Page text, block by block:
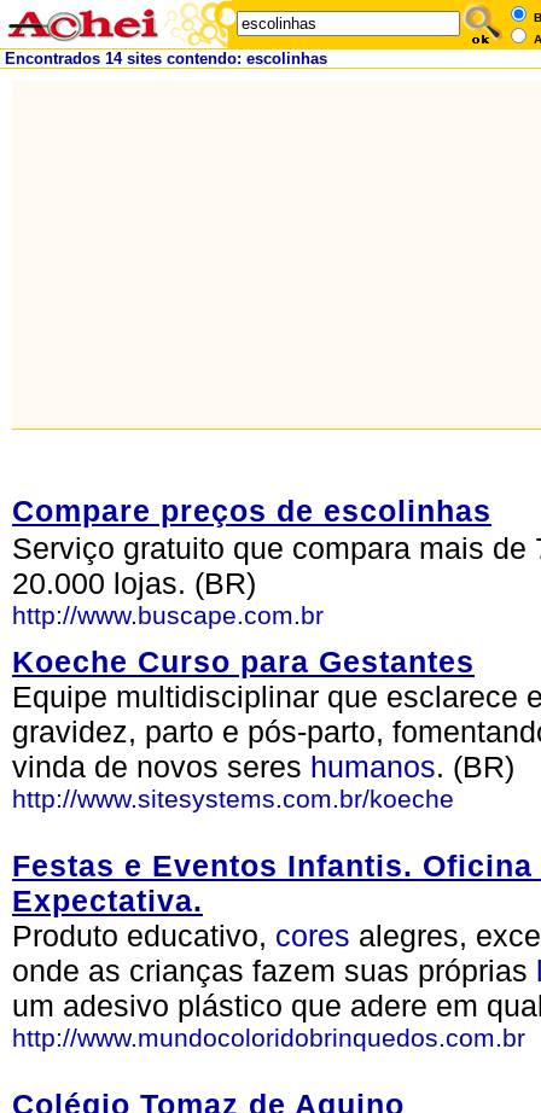
Encontrados 14 sites contendo: escolinhas
Compare preços de escolinhas
Serviço gratuito que compara mais
20.000 lojas. (BR)
http://www.buscape.com.br
Koeche Curso para Gestantes
Equipe multidisciplinar que esclarece
gravidez, parto e pós-parto,
vinda de novos seres humanos. (BR)
http://www.sitesystems.com.br/koeche
Festas e Eventos Infantis.
Expectativa.
Produto educativo, cores alegres,
onde as crianças fazem suas próprias
um adesivo plástico que adere em
http://www.mundocoloridobrinquedos.com.br
Colégio Tomaz de Aquino